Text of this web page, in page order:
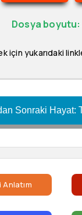
Dosya boyutu:
için yukarıdaki
Sonraki Hayat: